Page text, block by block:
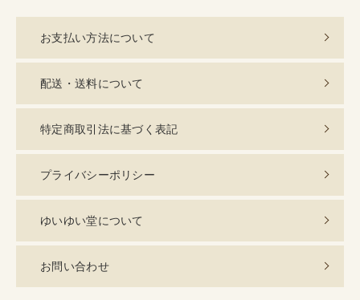
お支払い方法について
配送・送料について
特定商取引法に基づく表記
プライバシーポリシー
ゆいゆい堂について
お問い合わせ